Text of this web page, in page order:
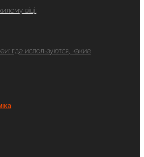
віці:
где используются, какие